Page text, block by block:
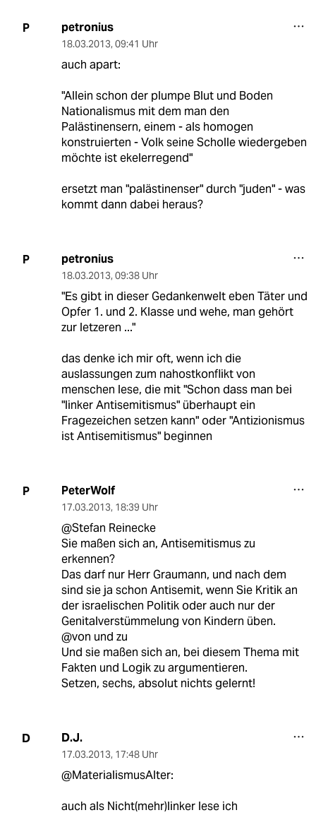
P petronius
18.03.2013, 09:41 Uhr
auch apart:
"Allein schon der plumpe Blut und Boden
Nationalismus mit dem man den
Palästinensern, einem - als homogen
konstruierten - Volk seine Scholle wiedergeben
möchte ist ekelerregend"
ersetzt man "palästinenser" durch "juden" - was
kommt dann dabei heraus?
P petronius
18.03.2013, 09:38 Uhr
"Es gibt in dieser Gedankenwelt eben Täter und
Opfer 1. und 2. Klasse und wehe, man gehört
zur letzeren ..."
das denke ich mir oft, wenn ich die
auslassungen zum nahostkonflikt von
menschen lese, die mit "Schon dass man bei
"linker Antisemitismus" überhaupt ein
Fragezeichen setzen kann" oder "Antizionismus
ist Antisemitismus" beginnen
P PeterWolf
17.03.2013, 18:39 Uhr
@Stefan Reinecke
Sie maßen sich an, Antisemitismus zu
erkennen?
Das darf nur Herr Graumann, und nach dem
sind sie ja schon Antisemit, wenn Sie Kritik an
der israelischen Politik oder auch nur der
Genitalverstümmelung von Kindern üben.
@von und zu
Und sie maßen sich an, bei diesem Thema mit
Fakten und Logik zu argumentieren.
Setzen, sechs, absolut nichts gelernt!
D D.J.
17.03.2013, 17:48 Uhr
@MaterialismusAlter:
auch als Nicht(mehr)linker lese ich